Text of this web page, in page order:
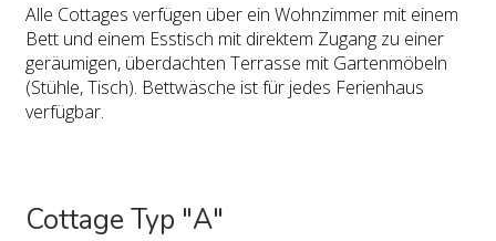
Alle Cottages verfügen über ein Wohnzimmer mit einem
Bett und einem Esstisch mit direktem Zugang zu einer
geräumigen, überdachten Terrasse mit Gartenmöbeln
(Stühle, Tisch). Bettwäsche ist für jedes Ferienhaus
verfügbar.
Cottage Typ "A"